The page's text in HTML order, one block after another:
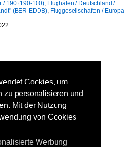
/ 190 (190-100), Flughäfen / Deutschland /
(BER-EDDB), Fluggesellschaften / Europa
Cookies, um
zu personalisieren und
Mit der Nutzung
von Cookies
Werbung